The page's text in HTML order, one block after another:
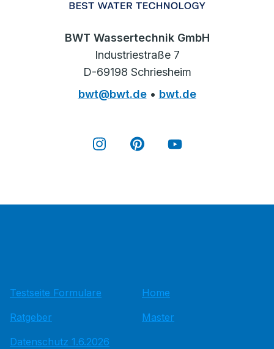
BWT Wassertechnik GmbH
Industriestraße 7
D-69198 Schriesheim
bwt@bwt.de• bwt.de
Testseite Formulare
Ratgeber
Datenschutz 1.6.2026
Home
Master